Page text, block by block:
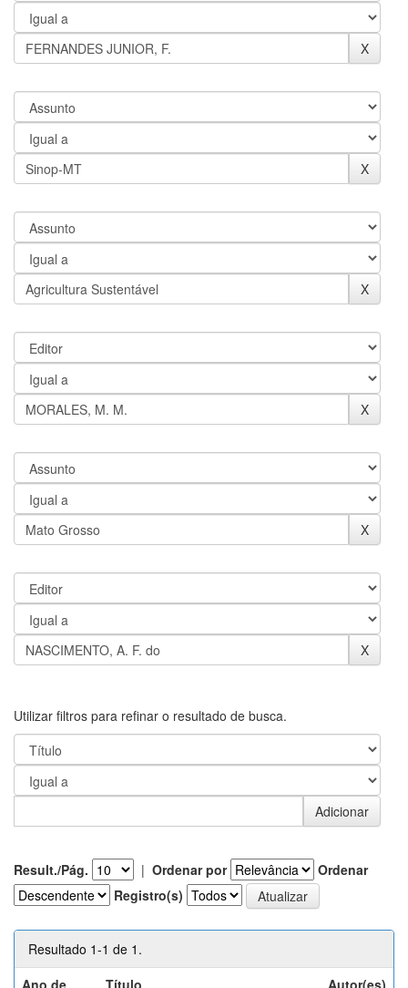
Utilizar filtros para refinar o resultado de busca.
Result./Pág. | Ordenar por
Ordenar
Registro(s)
Resultado 1-1 de 1.
Ano de
Título Autor(es)